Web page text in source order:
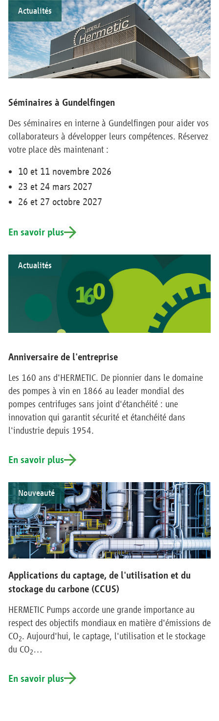
Actualités
Séminaires à Gundelfingen
Des séminaires en interne à Gundelfingen pour aider vos
collaborateurs à développer leurs compétences. Réservez
votre place dès maintenant :
10 et 11 novembre 2026
23 et 24 mars 2027
26 et 27 octobre 2027
En savoir plus
Actualités
Anniversaire de l'entreprise
Les 160 ans d'HERMETIC. De pionnier dans le domaine
des pompes à vin en 1866 au leader mondial des
pompes centrifuges sans joint d'étanchéité : une
innovation qui garantit sécurité et étanchéité dans
l'industrie depuis 1954.
En savoir plus
Nouveauté
Applications du captage, de l'utilisation et du
stockage du carbone (CCUS)
HERMETIC Pumps accorde une grande importance au
respect des objectifs mondiaux en matière d'émissions de
CO2. Aujourd'hui, le captage, l'utilisation et le stockage
du CO2…
En savoir plus